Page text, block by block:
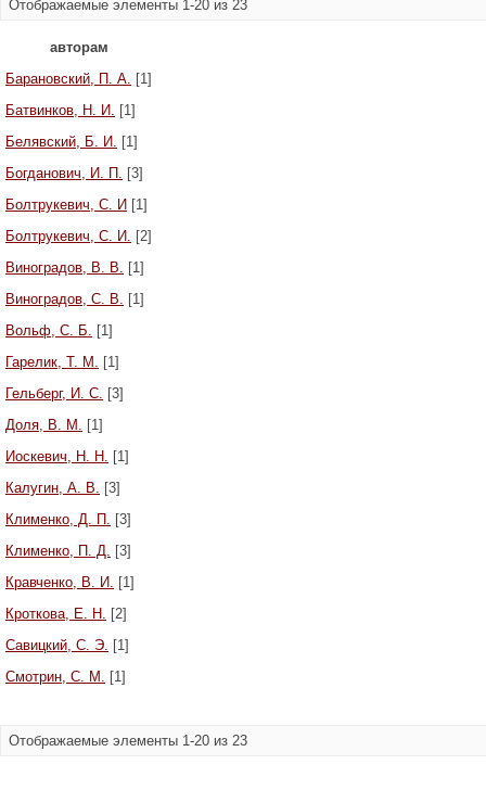
Отображаемые элементы 1-20 из 23
авторам
Барановский, П. А. [1]
Батвинков, Н. И. [1]
Белявский, Б. И. [1]
Богданович, И. П. [3]
Болтрукевич, С. И [1]
Болтрукевич, С. И. [2]
Виноградов, В. В.
[1]
Виноградов, С. В.
[1]
Вольф, С. Б.
[1]
Гарелик, Т. М.
[1]
Гельберг, И. С. [3]
Доля, В. М.
[1]
Иоскевич, Н. Н. [1]
Калугин, А. В.
[3]
Клименко, Д. П. [3]
Клименко, П. Д.
[3]
Кравченко, В. И. [1]
Кроткова, Е. Н. [2]
Савицкий, С. Э. [1]
Смотрин, C. М.
[1]
Отображаемые элементы 1-20 из 23